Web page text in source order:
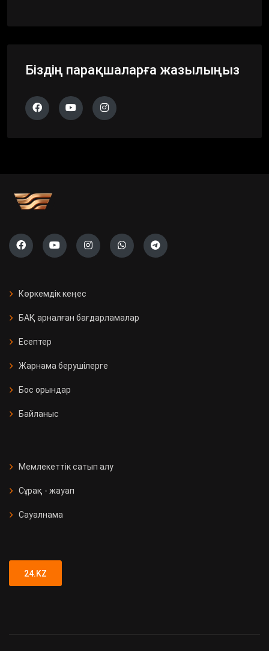
Біздің парақшаларға жазылыңыз
Көркемдік кеңес
БАҚ арналған бағдарламалар
Есептер
Жарнама берушілерге
Бос орындар
Байланыс
Мемлекеттік сатып алу
Сұрақ - жауап
Сауалнама
24.KZ